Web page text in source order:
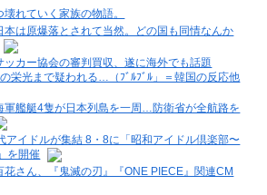
れていく家族の物語。
本は原爆落とされて当然。どの国も同情なんか
ッカー協会の審判買収、遂に海外でも話題
栄光まで疑われる…（ﾌﾞﾙﾌﾞﾙ」＝韓国の反応他
軍艦艇4隻が日本列島を一周…防衛省が全航路を
アイドルが集結 8・8に「昭和アイドル倶楽部〜
を開催
花さん、『鬼滅の刃』『ONE PIECE』関連CM